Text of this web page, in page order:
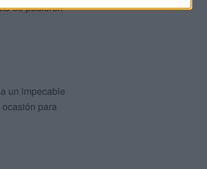
36 pudieron
un impecable
para